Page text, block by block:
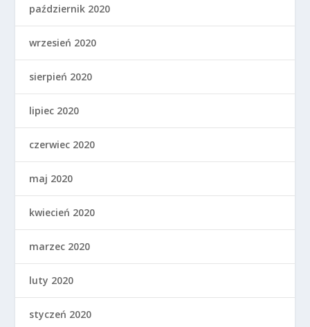
październik 2020
wrzesień 2020
sierpień 2020
lipiec 2020
czerwiec 2020
maj 2020
kwiecień 2020
marzec 2020
luty 2020
styczeń 2020